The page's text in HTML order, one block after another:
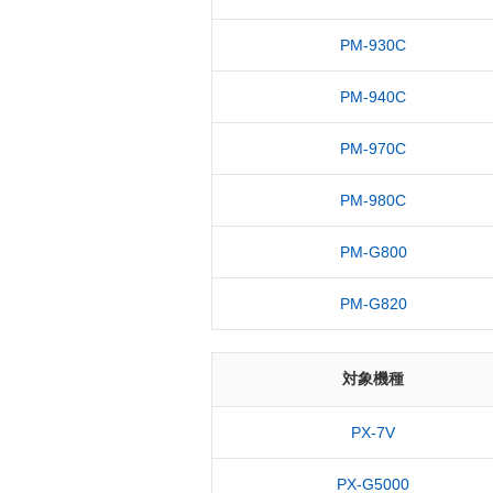
PM-930C
PM-940C
PM-970C
PM-980C
PM-G800
PM-G820
対象機種
PX-7V
PX-G5000